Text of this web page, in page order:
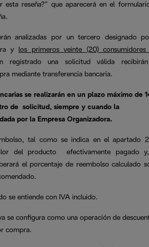
esta reseña?” que aparecerá en el
analizadas por un tercero designado
y los primerosveinte (20)
registrado una solicitud válida
mediante transferencia bancaria.
se realizarán en un plazo máximo de
de solicitud, siempre y cuando la
por la Empresa Organizadora.
tal como se indica en el apartado
del producto efectivamente pagado
el porcentaje de reembolso calculado
se entiende con IVA incluido.
se configura como una operación de
compra.